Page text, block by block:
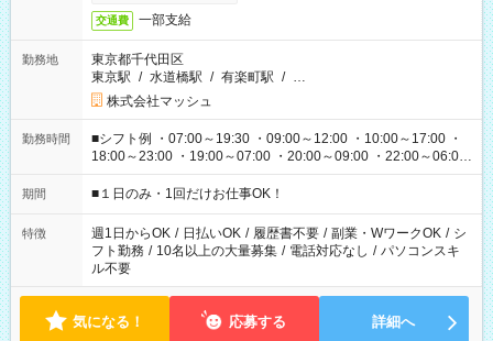
交通費 一部支給
勤務地
東京都千代田区
東京駅 / 水道橋駅 / 有楽町駅 / …
株式会社マッシュ
勤務時間
■シフト例 ・07:00～19:30 ・09:00～12:00 ・10:00～17:00 ・
18:00～23:00 ・19:00～07:00 ・20:00～09:00 ・22:00～06:00
etc ★最短で3時間で5,120円のお仕事から 15時間で2万円近く稼
げるお仕事も！ ご希望のお時間に合わせてご紹介！ ※シフトは
ください！
期間 ■１日のみ・1回だけお仕事OK！
特徴 週1日からOK / 日払いOK / 履歴書不要 / 副業・WワークOK / シ
フト勤務 / 10名以上の大量募集 / 電話対応なし / パソコンスキ
ル不要
気になる！ 応募する 詳細へ